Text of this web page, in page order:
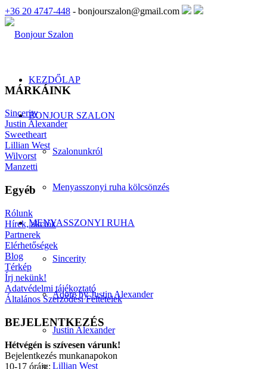
+36 20 4747-448 - bonjourszalon@gmail.com
KEZDŐLAP
BONJOUR SZALON
Szalonunkról
Menyasszonyi ruha kölcsönzés
MENYASSZONYI RUHA
Sincerity
Adore by Justin Alexander
Justin Alexander
Lillian West
MÁRKÁINK
Sincerity
Justin Alexander
Sweetheart
Lillian West
Wilvorst
Manzetti
Egyéb
Rólunk
Hírek, akciók
Partnerek
Elérhetőségek
Blog
Térkép
Írj nekünk!
Adatvédelmi tájékoztató
Általános Szerződési Feltételek
BEJELENTKEZÉS
Hétvégén is szívesen várunk!
Bejelentkezés munkanapokon
10-17 óráig: